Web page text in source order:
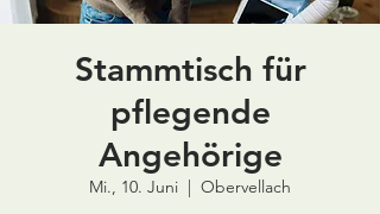
Stammtisch für
pflegende
Angehörige
Mi., 10. Juni
  |
Obervellach